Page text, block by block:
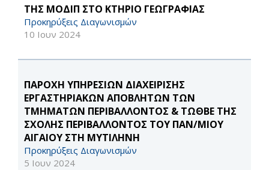
ΤΗΣ ΜΟΔΙΠ ΣΤΟ ΚΤΗΡΙΟ ΓΕΩΓΡΑΦΙΑΣ
Προκηρύξεις Διαγωνισμών
10 Ιουν 2024
ΠΑΡΟΧΗ ΥΠΗΡΕΣΙΩΝ ΔΙΑΧΕΙΡΙΣΗΣ
ΕΡΓΑΣΤΗΡΙΑΚΩΝ ΑΠΟΒΛΗΤΩΝ ΤΩΝ
ΤΜΗΜΑΤΩΝ ΠΕΡΙΒΑΛΛΟΝΤΟΣ & ΤΩΘΒΕ ΤΗΣ
ΣΧΟΛΗΣ ΠΕΡΙΒΑΛΛΟΝΤΟΣ ΤΟΥ ΠΑΝ/ΜΙΟΥ
ΑΙΓΑΙΟΥ ΣΤΗ ΜΥΤΙΛΗΝΗ
Προκηρύξεις Διαγωνισμών
5 Ιουν 2024